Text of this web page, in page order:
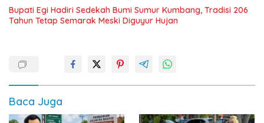
Bupati Egi Hadiri Sedekah Bumi Sumur Kumbang, Tradisi 206
Tahun Tetap Semarak Meski Diguyur Hujan
Baca Juga